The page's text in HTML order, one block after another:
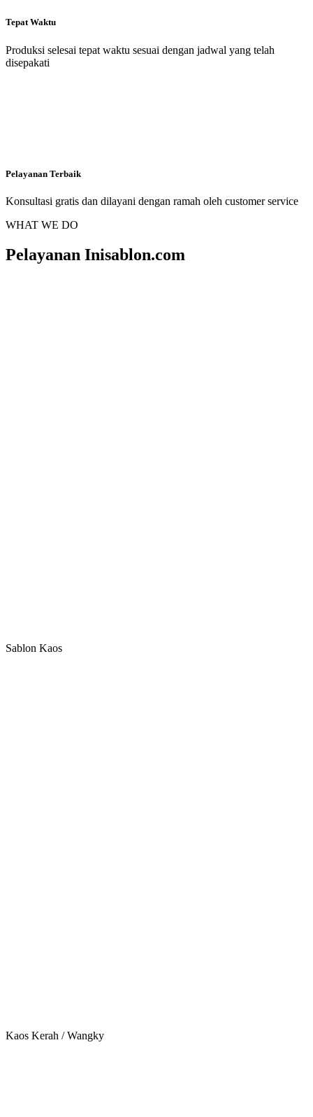
Tepat Waktu
Produksi selesai tepat waktu sesuai dengan jadwal yang telah
disepakati
Pelayanan Terbaik
Konsultasi gratis dan dilayani dengan ramah oleh customer service
WHAT WE DO
Pelayanan Inisablon.com
Sablon Kaos
Kaos Kerah / Wangky